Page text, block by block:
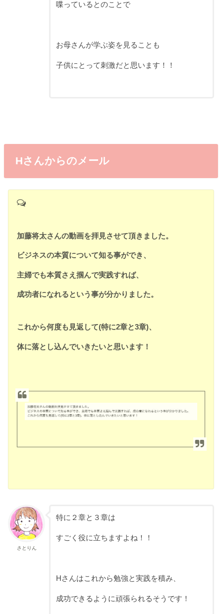
喋っているとのことで
お母さんが学ぶ姿を見ることも
子供にとって刺激だと思います！！
Hさんからのメール
加藤将太さんの動画を拝見させて頂きました。
ビジネスの本質について知る事ができ、
主婦でも本質さえ掴んで実践すれば、
成功者になれるという事が分かりました。
これから何度も見返して(特に2章と3章)、
体に落とし込んでいきたいと思います！
さとりん
特に２章と３章は
すごく役に立ちますよね！！
Hさんはこれから勉強と実践を積み、
成功できるように頑張られるそうです！